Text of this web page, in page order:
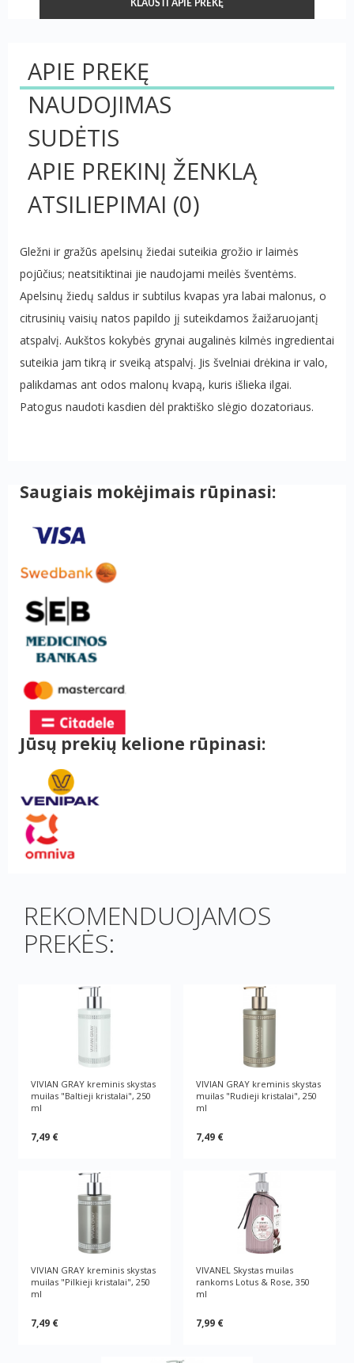
KLAUSTI APIE PREKĘ
APIE PREKĘ
NAUDOJIMAS
SUDĖTIS
APIE PREKINĮ ŽENKLĄ
ATSILIEPIMAI (0)
Gležni ir gražūs apelsinų žiedai suteikia grožio ir laimės
pojūčius; neatsitiktinai jie naudojami meilės šventėms.
Apelsinų žiedų saldus ir subtilus kvapas yra labai malonus, o
citrusinių vaisių natos papildo jį suteikdamos žaižaruojantį
atspalvį. Aukštos kokybės grynai augalinės kilmės ingredientai
suteikia jam tikrą ir sveiką atspalvį. Jis švelniai drėkina ir valo,
palikdamas ant odos malonų kvapą, kuris išlieka ilgai.
Patogus naudoti kasdien dėl praktiško slėgio dozatoriaus.
Saugiais mokėjimais rūpinasi:
Jūsų prekių kelione rūpinasi:
REKOMENDUOJAMOS
PREKĖS:
VIVIAN GRAY kreminis skystas
muilas "Baltieji kristalai", 250
ml
7,49 €
VIVIAN GRAY kreminis skystas
muilas "Rudieji kristalai", 250
ml
7,49 €
VIVIAN GRAY kreminis skystas
muilas "Pilkieji kristalai", 250
ml
7,49 €
VIVANEL Skystas muilas
rankoms Lotus & Rose, 350
ml
7,99 €